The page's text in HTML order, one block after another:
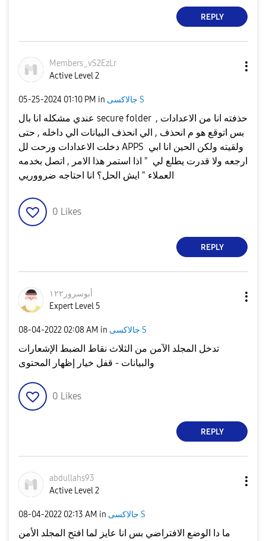
REPLY
Members_vS2EzLr
Active Level 2
‎05-25-2024 01:10 PM in جالاكسى S
عندي مشكله انا بال secure folder , حذفته انا من الاعدادات
بس اتوقع هو م انحذف , الي انحذف البيانات الي داخله , حتى
دخلت الاعدادات ورحت لل APPS ولقيته ولكن الحين انا ابي
ارجعه ولا قدرت يطلع لي " اذا استمر هذا الامر , اتصل بخدمه
العملاء " ايش الحل؟ انا احتاجه ضرووريي
0 Likes
REPLY
أبوسرور١٢٢
Expert Level 5
‎08-04-2022 02:08 AM in جالاكسى S
تدخل المجلد الآمن من الثلاث نقاط الضبط الإشعارات
والبيانات - قفل خيار إظهار المحتوى
0 Likes
REPLY
abdullahs93
Active Level 2
‎08-04-2022 02:13 AM in جالاكسى S
ما دا الوضع الافتراضي بس انا عايز لما افتح المجلد الأمن